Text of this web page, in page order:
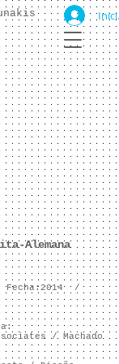
Alemana
/Fecha:2014/
/ Machado